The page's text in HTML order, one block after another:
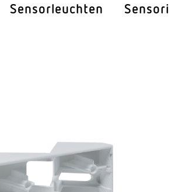
Sensor­leuchten Sensorik